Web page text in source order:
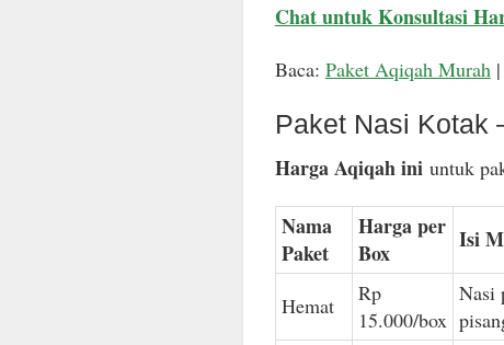
Chat untuk Konsultasi
Baca: Paket Aqiqah Murah|
Paket Nasi Kotak
Harga Aqiqah iniuntuk
Nama
Paket
Harga per
Box
Isi
Hemat
Rp
15.000/box
Nasi